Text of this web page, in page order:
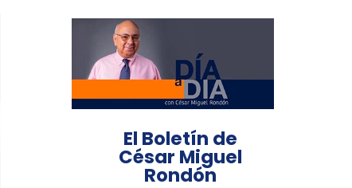
El Boletín de
César Miguel
Rondón